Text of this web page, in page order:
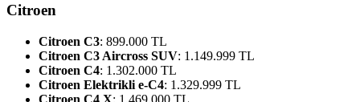
Citroen
Citroen C3: 899.000 TL
Citroen C3 Aircross SUV: 1.149.999 TL
Citroen C4: 1.302.000 TL
Citroen Elektrikli e-C4: 1.329.999 TL
Citroen C4 X: 1.469.000 TL